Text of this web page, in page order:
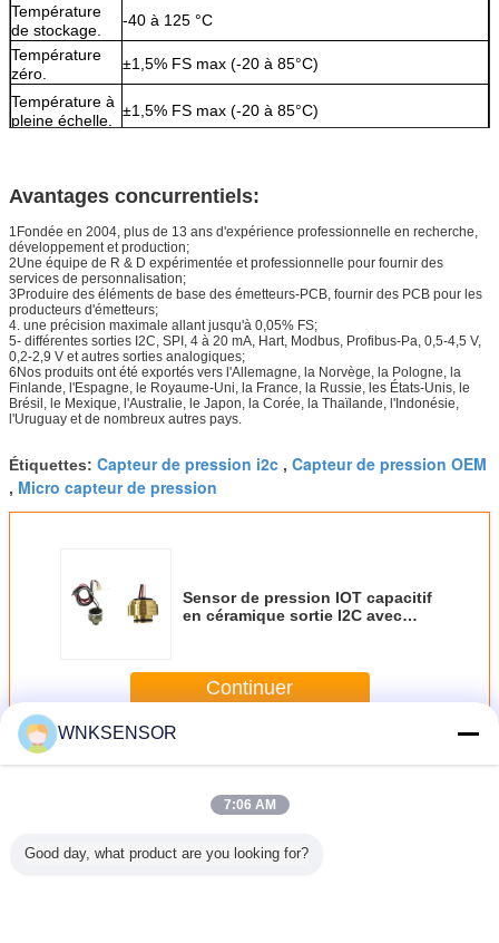
Température
de stockage.
-40 à 125 °C
Température
zéro.
±1,5% FS max (-20 à 85°C)
Température à
pleine échelle.
±1,5% FS max (-20 à 85°C)
Protection
contre les
intrusions
Logements Pour les appareils à commande numérique
Avantages concurrentiels:
1Fondée en 2004, plus de 13 ans d'expérience professionnelle en recherche,
développement et production;
2Une équipe de R & D expérimentée et professionnelle pour fournir des
services de personnalisation;
3Produire des éléments de base des émetteurs-PCB, fournir des PCB pour les
producteurs d'émetteurs;
4. une précision maximale allant jusqu'à 0,05% FS;
5- différentes sorties I2C, SPI, 4 à 20 mA, Hart, Modbus, Profibus-Pa, 0,5-4,5 V,
0,2-2,9 V et autres sorties analogiques;
6Nos produits ont été exportés vers l'Allemagne, la Norvège, la Pologne, la
Finlande, l'Espagne, le Royaume-Uni, la France, la Russie, les États-Unis, le
Brésil, le Mexique, l'Australie, le Japon, la Corée, la Thaïlande, l'Indonésie,
l'Uruguay et de nombreux autres pays.
Étiquettes: Capteur de pression i2c , Capteur de pression OEM
, Micro capteur de pression
Sensor de pression IOT capacitif
en céramique sortie I2C avec
Continuer
PlusCapteur de pression d'Iot
WNKSENSOR
7:06 AM
Good day, what product are you looking for?